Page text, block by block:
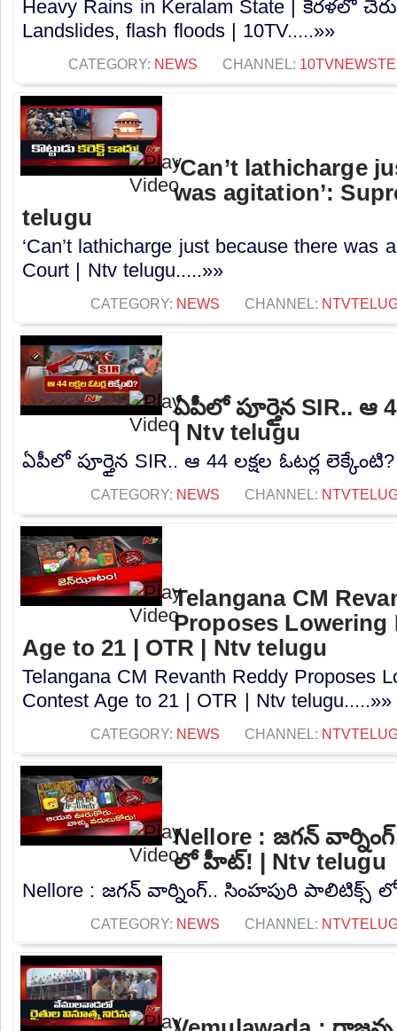
Heavy Rains in Keralam State | కేరళలో
Landslides, flash floods | 10TV.....»»
CATEGORY: NEWS CHANNEL:
‘Can’t lathicharge
was agitation’:
telugu
‘Can’t lathicharge just because there was
Court | Ntv telugu.....»»
CATEGORY: NEWS CHANNEL:
ఏపీలో పూర్తైన SIR.. ఆ
| Ntv telugu
ఏపీలో పూర్తైన SIR.. ఆ 44 లక్షల ఓటర్ల
CATEGORY: NEWS CHANNEL:
Telangana CM
Proposes Lowering
Age to 21 | OTR | Ntv telugu
Telangana CM Revanth Reddy Proposes
Contest Age to 21 | OTR | Ntv telugu.....»»
CATEGORY: NEWS CHANNEL:
Nellore : జగన్
లో హీట్! | Ntv telugu
Nellore : జగన్ వార్నింగ్.. సింహపురి పాలిటిక్స్
CATEGORY: NEWS CHANNEL: